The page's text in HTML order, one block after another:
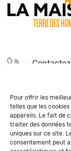
Pour offrir les
telles que les
appareils. Le fait de
traiter des données
uniques sur ce site.
consentement peut
Recevez la